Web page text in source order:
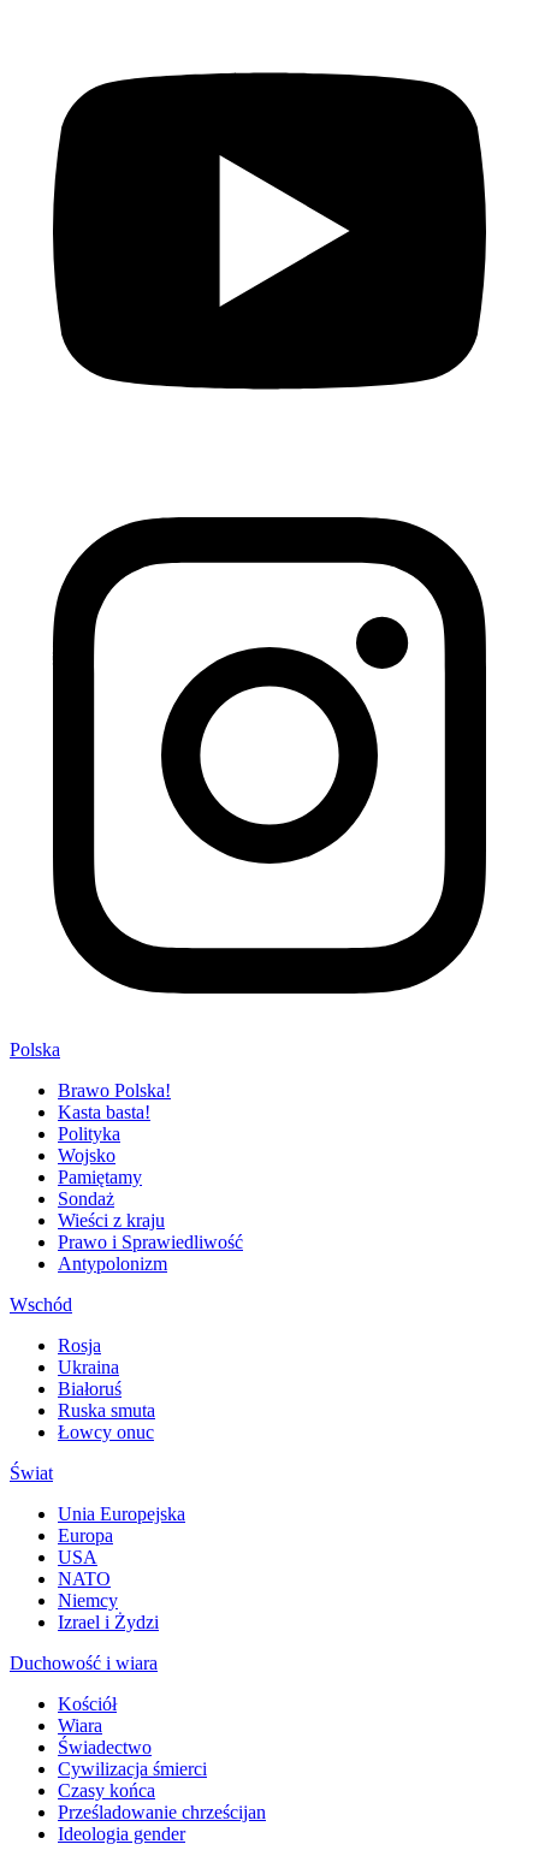
Polska
Brawo Polska!
Kasta basta!
Polityka
Wojsko
Pamiętamy
Sondaż
Wieści z kraju
Prawo i Sprawiedliwość
Antypolonizm
Wschód
Rosja
Ukraina
Białoruś
Ruska smuta
Łowcy onuc
Świat
Unia Europejska
Europa
USA
NATO
Niemcy
Izrael i Żydzi
Duchowość i wiara
Kościół
Wiara
Świadectwo
Cywilizacja śmierci
Czasy końca
Prześladowanie chrześcijan
Ideologia gender